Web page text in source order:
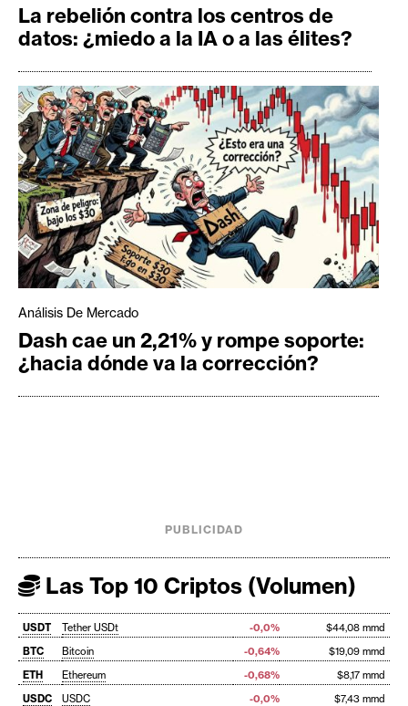
La rebelión contra los centros de
datos: ¿miedo a la IA o a las élites?
Análisis De Mercado
Dash cae un 2,21% y rompe soporte:
¿hacia dónde va la corrección?
PUBLICIDAD
Las Top 10 Criptos (Volumen)
USDT Tether USDt -0,0%
$44,08 mmd
BTC
Bitcoin -0,64%
$19,09 mmd
ETH
Ethereum -0,68%
$8,17 mmd
USDC
USDC -0,0% $7,43 mmd